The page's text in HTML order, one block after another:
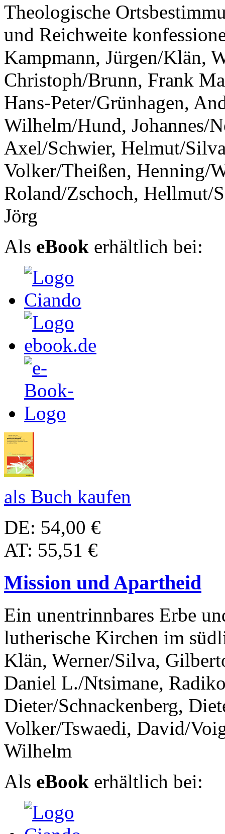
Theologische
und Reichweite
Kampmann, Jürgen/Klän,
Christoph/Brunn, Frank
Hans-Peter/Grünhagen,
Wilhelm/Hund, Johannes/
Axel/Schwier, Helmut/
Volker/Theißen, Henning/
Roland/Zschoch, Hellmut/
Jörg
Als eBook erhältlich bei:
als Buch kaufen
DE: 54,00 €
AT: 55,51 €
Mission und Apartheid
Ein unentrinnbares Erbe
lutherische Kirchen im
Klän, Werner/Silva,
Daniel L./Ntsimane,
Dieter/Schnackenberg,
Volker/Tswaedi, David/
Wilhelm
Als eBook erhältlich bei: